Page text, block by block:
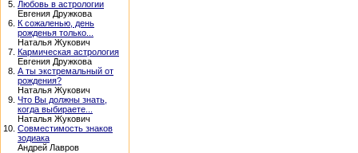
5. Любовь в астрологии
Евгения Дружкова
6. К сожаленью, день
рожденья только...
Наталья Жукович
7. Кармическая астрология
Евгения Дружкова
8. А ты экстремальный от
рождения?
Наталья Жукович
9. Что Вы должны знать,
когда выбираете...
Наталья Жукович
10. Совместимость знаков
зодиака
Андрей Лавров